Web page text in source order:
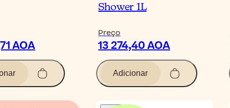
AOA
Shower 1L
Preço
13 274,40 AOA
Adicionar